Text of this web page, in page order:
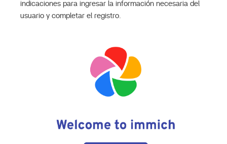
indicaciones para ingresar la información necesaria del
usuario y completar el registro.